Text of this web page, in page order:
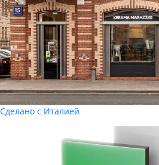
Сделано с Италией